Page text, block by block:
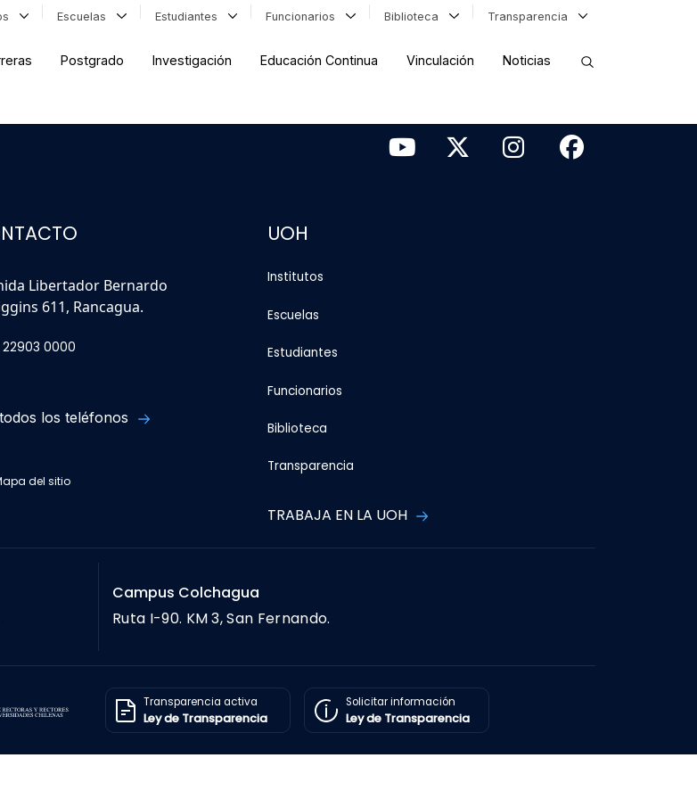
Escuelas Estudiantes Funcionarios Biblioteca Transparencia
Postgrado Investigación Educación Continua Vinculación Noticias
Libertador Bernardo
611, Rancagua.
0000
los teléfonos
del sitio
UOH
Institutos
Escuelas
Estudiantes
Funcionarios
Biblioteca
Transparencia
TRABAJA EN LA UOH
Campus Colchagua
Ruta I-90. KM 3, San Fernando.
Transparencia activa
Ley de Transparencia
Solicitar información
Ley de Transparencia